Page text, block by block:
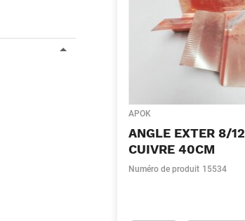
APOK
ANGLE EXTER 8/
CUIVRE 40CM
Numéro de produit 15534